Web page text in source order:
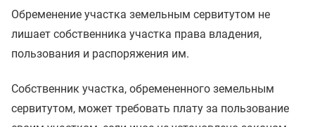
Обременение участка земельным сервитутом не
лишает собственника участка права владения,
пользования и распоряжения им.
Собственник участка, обремененного земельным
сервитутом, может требовать плату за пользование